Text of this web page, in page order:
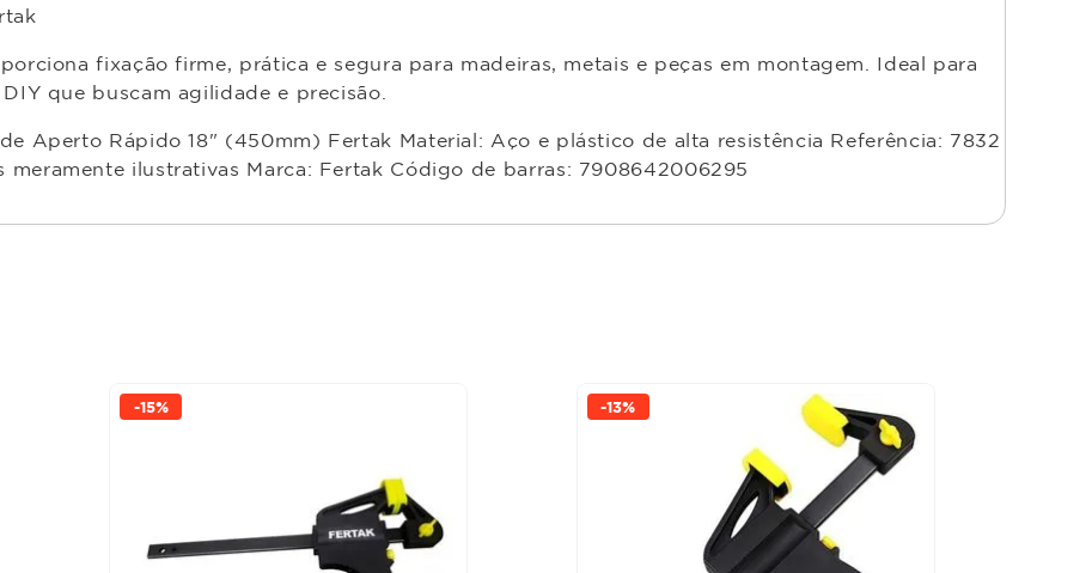
fixação firme, prática e segura para madeiras, metais e peças em montagem. Ideal para
que buscam agilidade e precisão.
Aperto Rápido 18" (450mm) Fertak Material: Aço e plástico de alta resistência Referência: 7832
meramente ilustrativas Marca: Fertak Código de barras: 7908642006295
-15% -13%